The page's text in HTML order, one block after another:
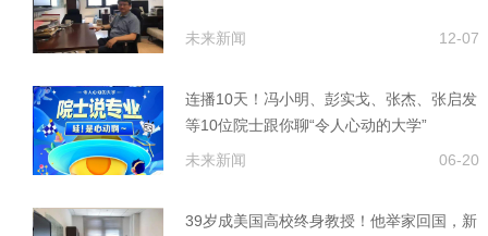
未来新闻 12-07
连播10天！冯小明、彭实戈、张杰、张启发
等10位院士跟你聊“令人心动的大学”
未来新闻
06-20
39岁成美国高校终身教授！他举家回国，新